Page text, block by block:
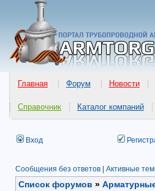
Главная Форум Новости
Справочник Каталог компаний
Вход
Сообщения без ответов | Активные
Список форумов »